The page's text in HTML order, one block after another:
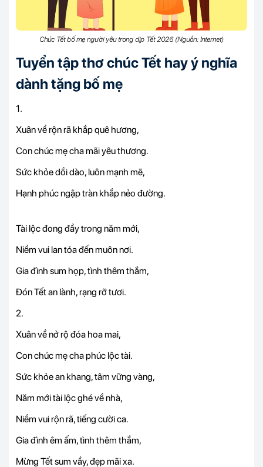
Chúc Tết bố mẹ người yêu trong dịp Tết 2026 (Nguồn: Internet)
Tuyển tập thơ chúc Tết hay ý nghĩa
dành tặng bố mẹ
1.
Xuân về rộn rã khắp quê hương,
Con chúc mẹ cha mãi yêu thương.
Sức khỏe dồi dào, luôn mạnh mẽ,
Hạnh phúc ngập tràn khắp nẻo đường.
Tài lộc đong đầy trong năm mới,
Niềm vui lan tỏa đến muôn nơi.
Gia đình sum họp, tình thêm thắm,
Đón Tết an lành, rạng rỡ tươi.
2.
Xuân về nở rộ đóa hoa mai,
Con chúc mẹ cha phúc lộc tài.
Sức khỏe an khang, tâm vững vàng,
Năm mới tài lộc ghé về nhà,
Niềm vui rộn rã, tiếng cười ca.
Gia đình êm ấm, tình thêm thắm,
Mừng Tết sum vầy, đẹp mãi xa.